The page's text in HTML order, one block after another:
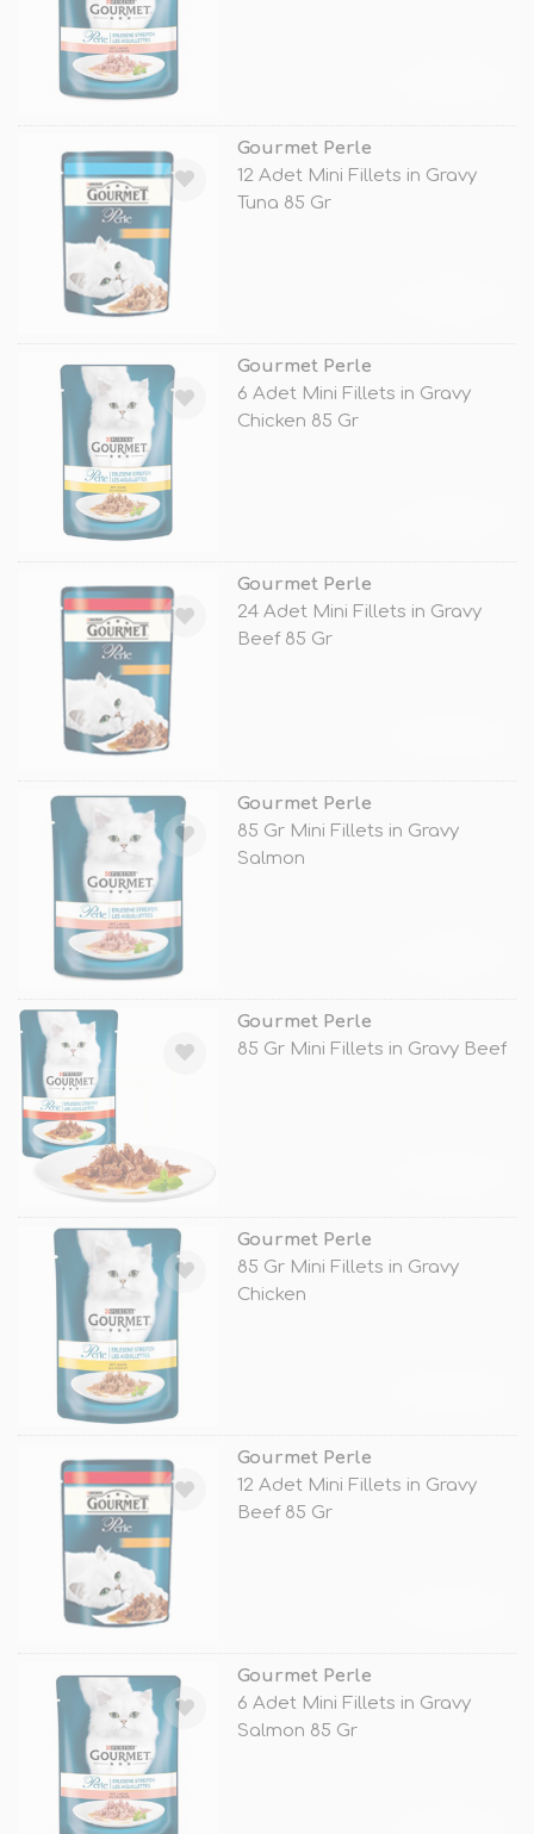
Gourmet Perle
12 Adet Mini Fillets in Gravy
Tuna 85 Gr
Gourmet Perle
6 Adet Mini Fillets in Gravy
Chicken 85 Gr
Gourmet Perle
24 Adet Mini Fillets in Gravy
Beef 85 Gr
Gourmet Perle
85 Gr Mini Fillets in Gravy
Salmon
Gourmet Perle
85 Gr Mini Fillets in Gravy Beef
Gourmet Perle
85 Gr Mini Fillets in Gravy
Chicken
Gourmet Perle
12 Adet Mini Fillets in Gravy
Beef 85 Gr
Gourmet Perle
6 Adet Mini Fillets in Gravy
Salmon 85 Gr